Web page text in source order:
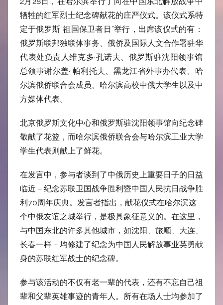
牺牲的红军烈士纪念碑献花的庄严仪式。该仪式系特
定于俄罗斯“祖国保卫者日”举行，出席该仪式的有：
俄罗斯联邦独联体事务、俄侨及国际人文合作署驻华
代表处负责人维克多·孔诺夫、俄罗斯驻沈阳领事馆
总领事谢尔盖· 帕利托夫、黑龙江省外事办代表、哈
尔滨俄侨联合会成员、哈尔滨高校中俄大学生以及中
方媒体代表。
北京俄罗斯文化中心和俄罗斯驻沈阳领事馆向纪念碑
敬献了花篮，而哈尔滨俄侨联合会与哈尔滨工业大学
学生代表则献上了鲜花。
在发言中，参与者谈到了中俄历史上重要日子的日益
临近－纪念苏联卫国战争胜利暨中国人民抗日战争胜
利70周年庆典。发言者指出，献花仪式在哈尔滨这
个中俄友谊之城举行，是极具象征意义的。在这里，
与中国东北的许多其他城市，如沈阳、旅顺、 大连、
长春一样－均修建了纪念为中 国人民解放事业英勇献
身的苏联红军战士的纪念碑。
参与该活动的不仅有老一辈的代表， 还有不忘自己祖
辈和父辈英雄事迹的青年人。所有在场人士均参加了